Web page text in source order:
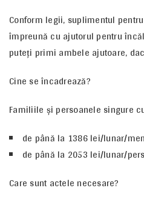
Conform legii, suplimentul
împreună cu ajutorul pentru
puteți primi ambele ajutoare,
Cine se încadrează?
Familiile și persoanele singure
de până la 1386 lei/lunar/
de până la 2053 lei/lunar/
Care sunt actele necesare?